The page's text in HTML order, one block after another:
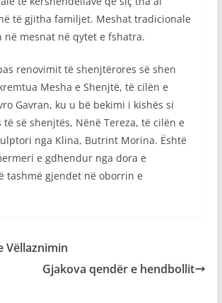
të gjitha familjet. Meshat tradicionale
në mesnat në qytet e fshatra.
renovimit të shenjtërores së shen
Mesha e Shenjtë, të cilën e
Gavran, ku u bë bekimi i kishës si
së shenjtës, Nënë Tereza, të cilën e
nga Klina, Butrint Morina. Është
e gdhendur nga dora e
tashmë gjendet në oborrin e
Vëllaznimin
Gjakova qendër e hendbollit